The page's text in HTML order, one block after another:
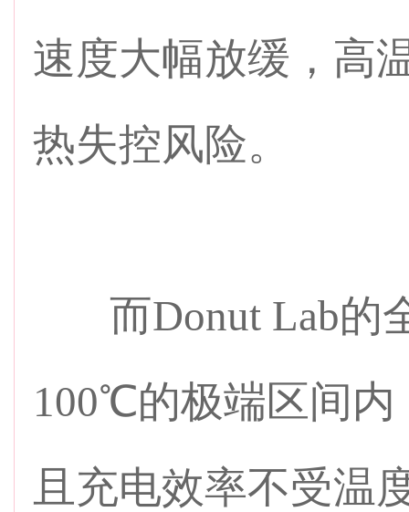
速度大幅放缓，高
热失控风险。
而Donut Lab的
100℃的极端区间内
且充电效率不受温